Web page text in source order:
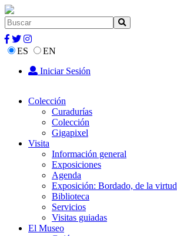
ES
EN
Iniciar Sesión
Colección
Curadurías
Colección
Gigapixel
Visita
Información general
Exposiciones
Agenda
Exposición: Bordado, de la virtud
Biblioteca
Servicios
Visitas guiadas
El Museo